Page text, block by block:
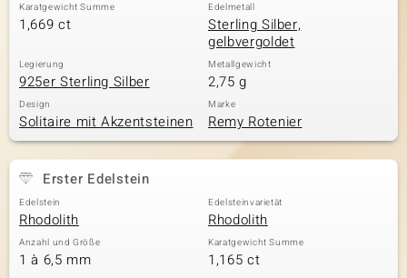
Karatgewicht Summe
1,669 ct
Edelmetall
Sterling Silber,
gelbvergoldet
Legierung
925er Sterling Silber
Metallgewicht
2,75 g
Design
Solitaire mit Akzentsteinen
Marke
Remy Rotenier
Erster Edelstein
Edelstein
Rhodolith
Edelsteinvarietät
Rhodolith
Anzahl und Größe
1 à 6,5 mm
Karatgewicht Summe
1,165 ct